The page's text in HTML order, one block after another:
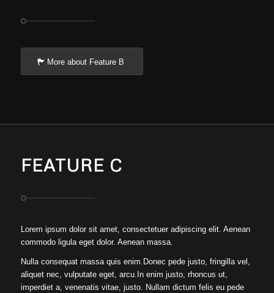
More about Feature B
FEATURE C
Lorem ipsum dolor sit amet, consectetuer adipiscing elit. Aenean
commodo ligula eget dolor. Aenean massa.
Nulla consequat massa quis enim.Donec pede justo, fringilla vel,
aliquet nec, vulputate eget, arcu.In enim justo, rhoncus ut,
imperdiet a, venenatis vitae, justo. Nullam dictum felis eu pede